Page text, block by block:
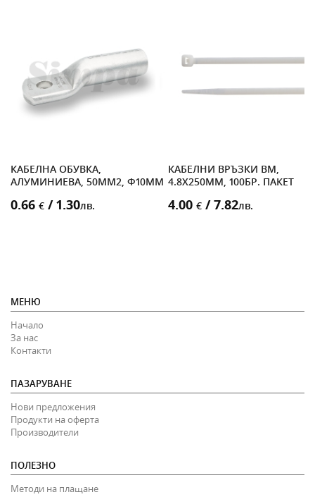
КАБЕЛНА ОБУВКА,
АЛУМИНИЕВА, 50MM2, Ф10MM
0.66 € / 1.30лв.
КАБЕЛНИ ВРЪЗКИ BM,
4.8X250MM, 100БР. ПАКЕТ
4.00 € / 7.82лв.
МЕНЮ
Начало
За нас
Контакти
ПАЗАРУВАНЕ
Нови предложения
Продукти на оферта
Производители
ПОЛЕЗНО
Методи на плащане